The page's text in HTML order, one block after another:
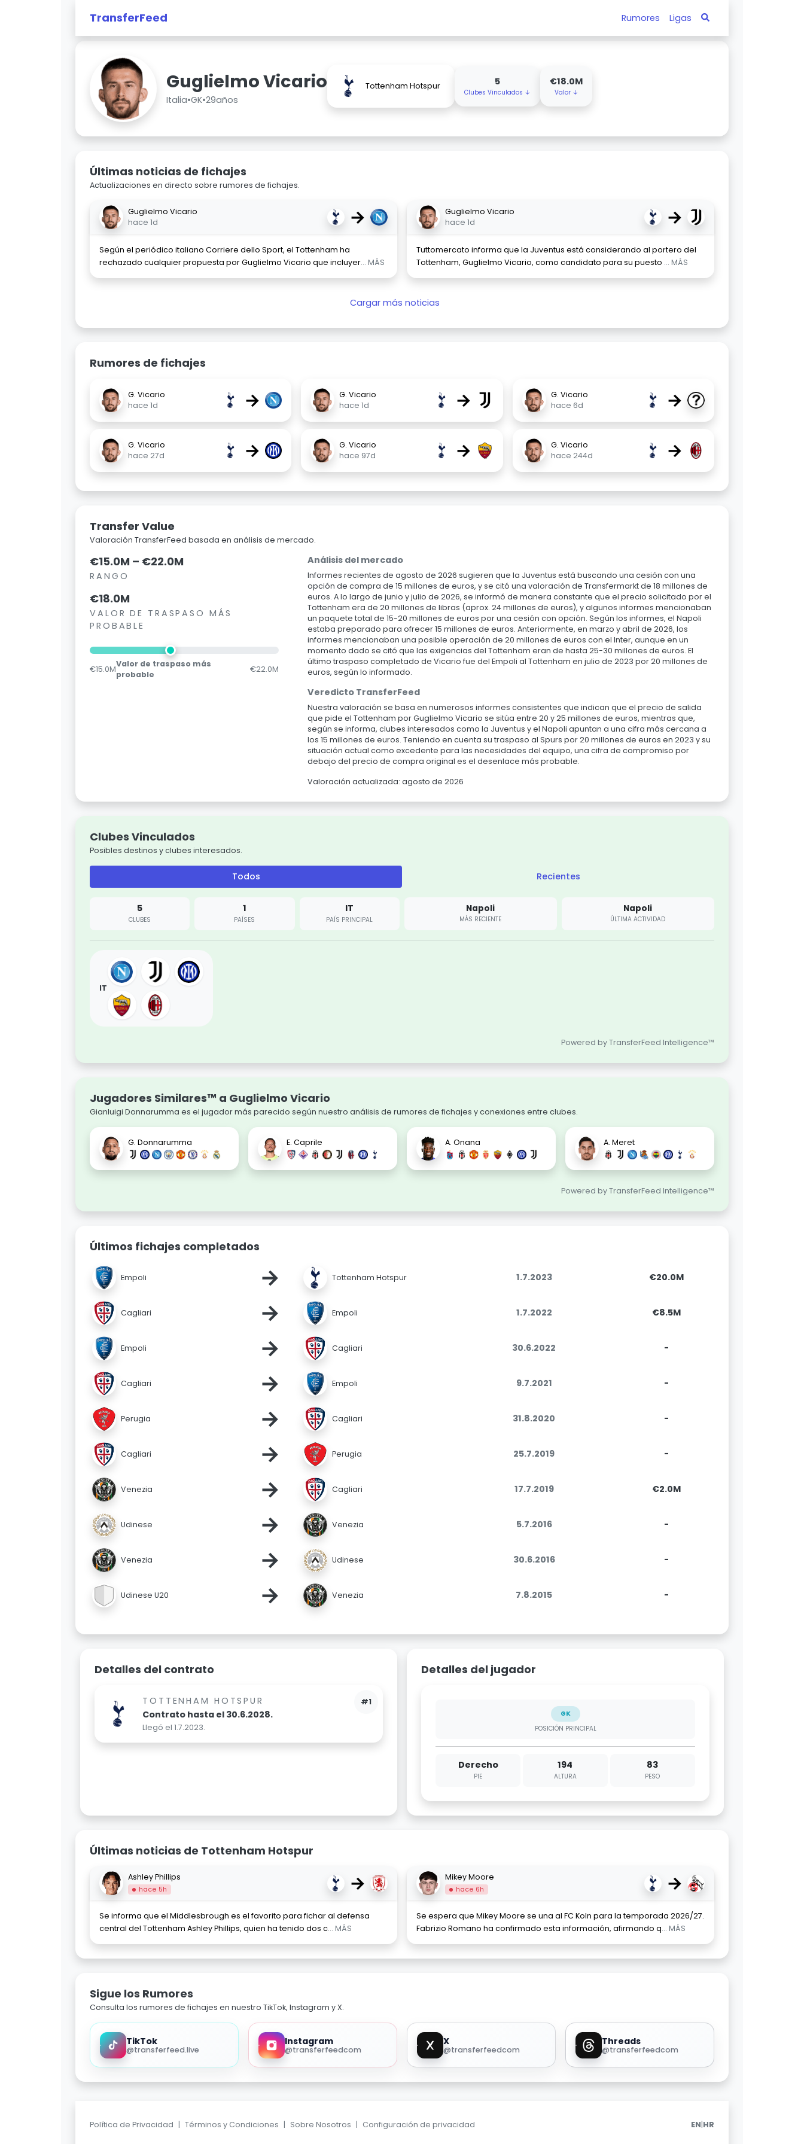
TransferFeed Rumores Ligas
Guglielmo Vicario
Italia•GK•29años
Tottenham Hotspur 5
Clubes Vinculados ↓
€18.0M
Valor ↓
Últimas noticias de fichajes
Actualizaciones en directo sobre rumores de fichajes.
Guglielmo Vicario
hace 1d
→
Según el periódico italiano Corriere dello Sport, el Tottenham ha
rechazado cualquier propuesta por Guglielmo Vicario que incluyer... MÁS
Guglielmo Vicario
hace 1d
→
Tuttomercato informa que la Juventus está considerando al portero del
Tottenham, Guglielmo Vicario, como candidato para su puesto ... MÁS
Cargar más noticias
Rumores de fichajes
G. Vicario
hace 1d
→
G. Vicario
hace 1d
→
G. Vicario
hace 6d
→
G. Vicario
hace 27d
→
G. Vicario
hace 97d
→
G. Vicario
hace 244d
→
Transfer Value
Valoración TransferFeed basada en análisis de mercado.
€15.0M – €22.0M
RANGO
€18.0M
VALOR DE TRASPASO MÁS
PROBABLE
€15.0M
Valor de traspaso más
probable
€22.0M
Análisis del mercado
Informes recientes de agosto de 2026 sugieren que la Juventus está buscando una cesión con una
opción de compra de 15 millones de euros, y se citó una valoración de Transfermarkt de 18 millones de
euros. A lo largo de junio y julio de 2026, se informó de manera constante que el precio solicitado por el
Tottenham era de 20 millones de libras (aprox. 24 millones de euros), y algunos informes mencionaban
un paquete total de 15-20 millones de euros por una cesión con opción. Según los informes, el Napoli
estaba preparado para ofrecer 15 millones de euros. Anteriormente, en marzo y abril de 2026, los
informes mencionaban una posible operación de 20 millones de euros con el Inter, aunque en un
momento dado se citó que las exigencias del Tottenham eran de hasta 25-30 millones de euros. El
último traspaso completado de Vicario fue del Empoli al Tottenham en julio de 2023 por 20 millones de
euros, según lo informado.
Veredicto TransferFeed
Nuestra valoración se basa en numerosos informes consistentes que indican que el precio de salida
que pide el Tottenham por Guglielmo Vicario se sitúa entre 20 y 25 millones de euros, mientras que,
según se informa, clubes interesados como la Juventus y el Napoli apuntan a una cifra más cercana a
los 15 millones de euros. Teniendo en cuenta su traspaso al Spurs por 20 millones de euros en 2023 y su
situación actual como excedente para las necesidades del equipo, una cifra de compromiso por
debajo del precio de compra original es el desenlace más probable.
Valoración actualizada: agosto de 2026
Clubes Vinculados
Posibles destinos y clubes interesados.
Todos Recientes
5
CLUBES
1
PAÍSES
IT
PAÍS PRINCIPAL
Napoli
MÁS RECIENTE
Napoli
ÚLTIMA ACTIVIDAD
IT
Powered by TransferFeed Intelligence™
Jugadores Similares™ a Guglielmo Vicario
Gianluigi Donnarumma es el jugador más parecido según nuestro análisis de rumores de fichajes y conexiones entre clubes.
G. Donnarumma E. Caprile A. Onana A. Meret
Powered by TransferFeed Intelligence™
Últimos fichajes completados
Empoli → Tottenham Hotspur 1.7.2023 €20.0M
Cagliari → Empoli 1.7.2022 €8.5M
Empoli → Cagliari 30.6.2022 -
Cagliari → Empoli 9.7.2021 -
Perugia → Cagliari 31.8.2020 -
Cagliari → Perugia 25.7.2019 -
Venezia → Cagliari 17.7.2019 €2.0M
Udinese → Venezia 5.7.2016 -
Venezia → Udinese 30.6.2016 -
Udinese U20 → Venezia 7.8.2015 -
Detalles del contrato
#1
TOTTENHAM HOTSPUR
Contrato hasta el 30.6.2028.
Llegó el 1.7.2023.
Detalles del jugador
GK
POSICIÓN PRINCIPAL
Derecho
PIE
194
ALTURA
83
PESO
Últimas noticias de Tottenham Hotspur
Ashley Phillips
hace 5h →
Se informa que el Middlesbrough es el favorito para fichar al defensa
central del Tottenham Ashley Phillips, quien ha tenido dos c... MÁS
Mikey Moore
hace 6h →
Se espera que Mikey Moore se una al FC Koln para la temporada 2026/27.
Fabrizio Romano ha confirmado esta información, afirmando q... MÁS
Sigue los Rumores
Consulta los rumores de fichajes en nuestro TikTok, Instagram y X.
TikTok
@transferfeed.live
Instagram
@transferfeedcom
X
@transferfeedcom
Threads
@transferfeedcom
Política de Privacidad | Términos y Condiciones | Sobre Nosotros | Configuración de privacidad EN|HR